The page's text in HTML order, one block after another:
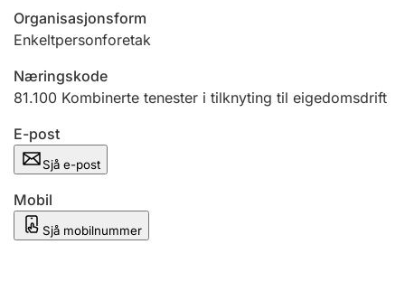
Ektepaktrettleiaren
Andre tema
Organisasjonsform
Enkeltpersonforetak
Næringskode
81.100 Kombinerte tenester i tilknyting til eigedomsdrift
E-post
Sjå e-post
Mobil
Sjå mobilnummer